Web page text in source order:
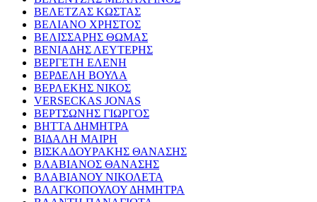
ΒΕΛΕΤΖΑΣ ΚΩΣΤΑΣ
ΒΕΛΙΑΝΟ ΧΡΗΣΤΟΣ
ΒΕΛΙΣΣΑΡΗΣ ΘΩΜΑΣ
ΒΕΝΙΑΔΗΣ ΛΕΥΤΕΡΗΣ
ΒΕΡΓΕΤΗ ΕΛΕΝΗ
ΒΕΡΔΕΛΗ ΒΟΥΛΑ
ΒΕΡΛΕΚΗΣ ΝΙΚΟΣ
VERSECKAS JONAS
ΒΕΡΤΣΩΝΗΣ ΓΙΩΡΓΟΣ
ΒΗΤΤΑ ΔΗΜΗΤΡΑ
ΒΙΔΑΛΗ ΜΑΙΡΗ
ΒΙΣΚΑΔΟΥΡΑΚΗΣ ΘΑΝΑΣΗΣ
ΒΛΑΒΙΑΝΟΣ ΘΑΝΑΣΗΣ
ΒΛΑΒΙΑΝΟΥ ΝΙΚΟΛΕΤΑ
ΒΛΑΓΚΟΠΟΥΛΟΥ ΔΗΜΗΤΡΑ